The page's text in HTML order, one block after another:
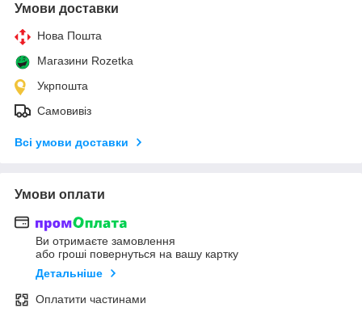
Умови доставки
Нова Пошта
Магазини Rozetka
Укрпошта
Самовивіз
Всі умови доставки
Умови оплати
Ви отримаєте замовлення
або гроші повернуться на вашу картку
Детальніше
Оплатити частинами